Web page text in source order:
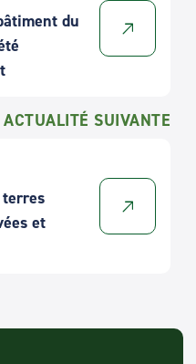
du
ACTUALITÉ SUIVANTE
terres
et